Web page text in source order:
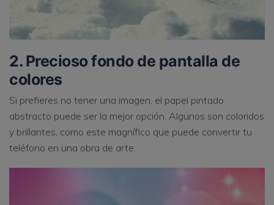
2. Precioso fondo de pantalla de
colores
Si prefieres no tener una imagen, el papel pintado
abstracto puede ser la mejor opción. Algunos son coloridos
y brillantes, como este magnífico que puede convertir tu
teléfono en una obra de arte.